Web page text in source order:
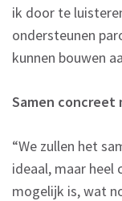
ik door te
ondersteunen
kunnen bouwen
Samen concreet
“We zullen het
ideaal, maar heel
mogelijk is, wat